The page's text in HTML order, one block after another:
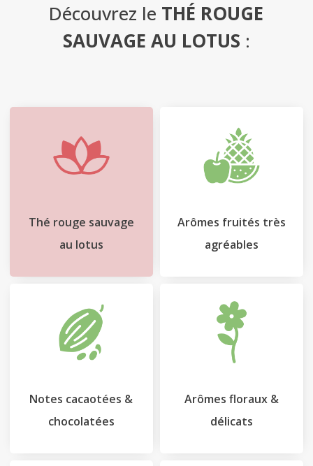
Boutique
Découvrez le THÉ ROUGE
SAUVAGE AU LOTUS :
Thé rouge sauvage
au lotus
Arômes fruités très
agréables
Notes cacaotées &
chocolatées
Arômes floraux &
délicats